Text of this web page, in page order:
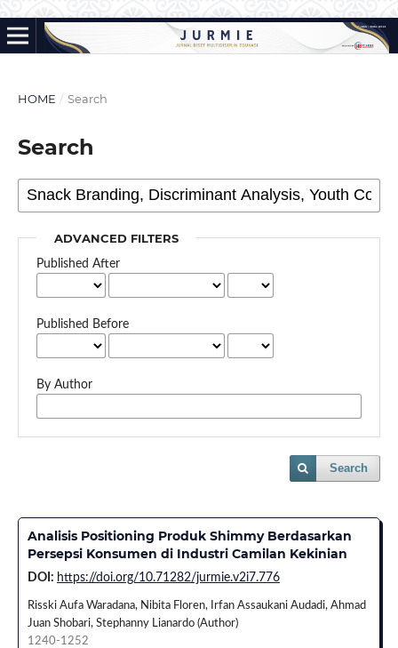
HOME / Search
Search
ADVANCED FILTERS
Published After
Published Before
By Author
Search
Analisis Positioning Produk Shimmy Berdasarkan
Persepsi Konsumen di Industri Camilan Kekinian
DOI: https://doi.org/10.71282/jurmie.v2i7.776
Risski Aufa Waradana, Nibita Floren, Irfan Assaukani Audadi, Ahmad
Juan Shobari, Stephanny Lianardo (Author)
1240-1252